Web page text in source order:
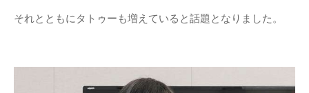
それとともにタトゥーも増えていると話題となりました。